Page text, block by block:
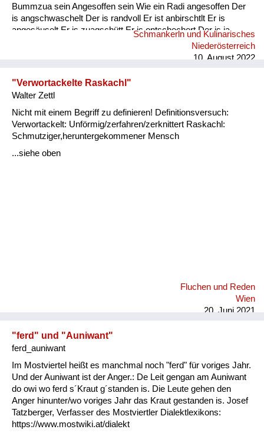
Bummzua sein Angesoffen sein Wie ein Radi angesoffen Der
is angschwaschelt Der is randvoll Er ist anbirschtlt Er is
angesäuselt Er is zuagschütt Er is ontschechert Der is ja
schon gaunz steif Der is steif (steifer Blick) Fett wie ein
Radierer Blunzenfett sein Angefüllt sein abgefüllt sein
Schmankerln und Kulinarisches
Niederösterreich
10. August 2022
"Verwortackelte Raskachl"
Walter Zettl
Nicht mit einem Begriff zu definieren! Definitionsversuch:
Verwortackelt: Unförmig/zerfahren/zerknittert Raskachl:
Schmutziger,heruntergekommener Mensch
...siehe oben
Fluchen und Reden
Wien
20. Juni 2021
"ferd" und "Auniwant"
ferd_auniwant
Im Mostviertel heißt es manchmal noch "ferd" für voriges Jahr.
Und der Auniwant ist der Anger.: De Leit gengan am Auniwant
do owi wo ferd s´Kraut g´standen is. Die Leute gehen den
Anger hinunter/wo voriges Jahr das Kraut gestanden is. Josef
Tatzberger, Verfasser des Mostviertler Dialektlexikons:
https://www.mostwiki.at/dialekt